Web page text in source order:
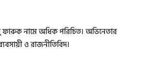
নামে অধিক পরিচিত। অভিনেতার
ও রাজনীতিবিদ।